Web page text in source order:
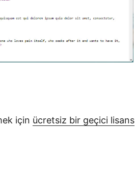
için ücretsiz bir geçici lisans